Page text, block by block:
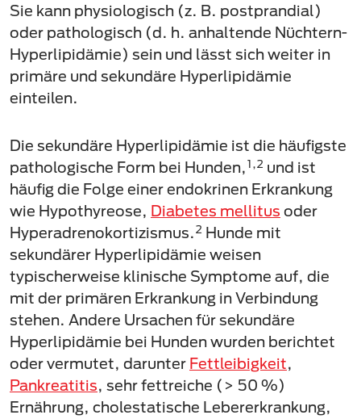
Sie kann physiologisch (z. B. postprandial)
oder pathologisch (d. h. anhaltende Nüchtern-
Hyperlipidämie) sein und lässt sich weiter in
primäre und sekundäre Hyperlipidämie
einteilen.
Die sekundäre Hyperlipidämie ist die häufigste
pathologische Form bei Hunden,1,2 und ist
häufig die Folge einer endokrinen Erkrankung
wie Hypothyreose, Diabetes mellitus oder
Hyperadrenokortizismus.2 Hunde mit
sekundärer Hyperlipidämie weisen
typischerweise klinische Symptome auf, die
mit der primären Erkrankung in Verbindung
stehen. Andere Ursachen für sekundäre
Hyperlipidämie bei Hunden wurden berichtet
oder vermutet, darunter Fettleibigkeit,
Pankreatitis, sehr fettreiche (> 50 %)
Ernährung, cholestatische Lebererkrankung,